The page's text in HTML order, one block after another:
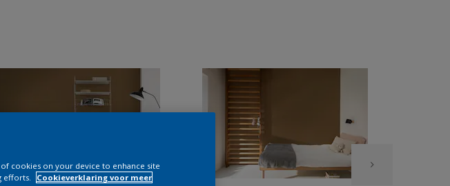
cookies on your device to enhance site
efforts.
Cookieverklaring voor meer